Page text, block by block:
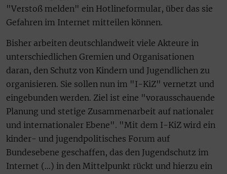
"Verstoß melden" ein Hotlineformular, über das sie
Gefahren im Internet mitteilen können.
Bisher arbeiten deutschlandweit viele Akteure in
unterschiedlichen Gremien und Organisationen
daran, den Schutz von Kindern und Jugendlichen zu
organisieren. Sie sollen nun im "I-KiZ" vernetzt und
eingebunden werden. Ziel ist eine "vorausschauende
Planung und stetige Zusammenarbeit auf nationaler
und internationaler Ebene". "Mit dem I-KiZ wird ein
kinder- und jugendpolitisches Forum auf
Bundesebene geschaffen, das den Jugendschutz im
Internet (…) in den Mittelpunkt rückt und hierzu ein